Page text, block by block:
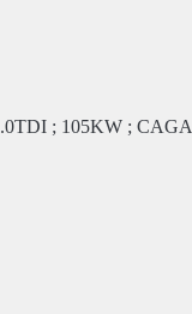
; 105KW ;